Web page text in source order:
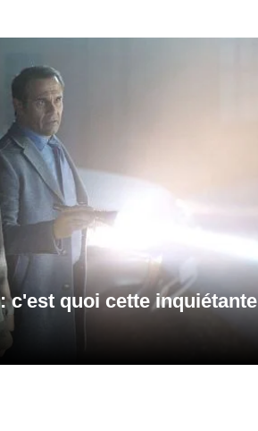
c'est quoi cette inquiétante